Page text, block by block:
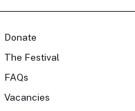
Donate
The Festival
FAQs
Vacancies